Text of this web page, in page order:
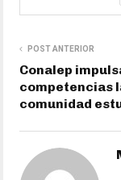
POST ANTERIOR
Conalep
competencias
comunidad